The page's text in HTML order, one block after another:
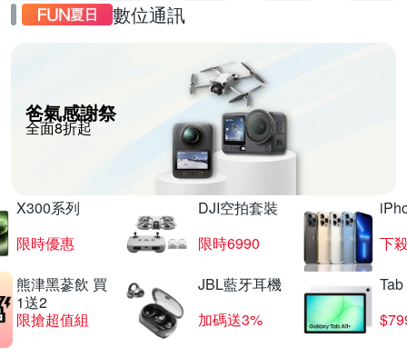
數位通訊
爸氣感謝祭
全面8折起
X300系列
限時優惠
DJI空拍套裝
限時6990
下
熊津黑蔘飲 買
1送2
限搶超值組
JBL藍牙耳機
加碼送3%